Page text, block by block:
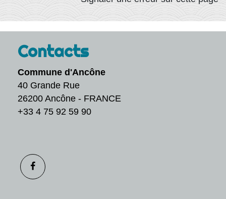
Contacts
Commune d'Ancône
40 Grande Rue
26200 Ancône - FRANCE
+33 4 75 92 59 90